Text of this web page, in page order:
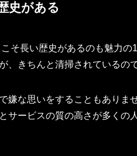
史がある
そ長い歴史があるのも魅力
、きちんと清掃されているの
嫌な思いをすることもありま
サービスの質の高さが多くの